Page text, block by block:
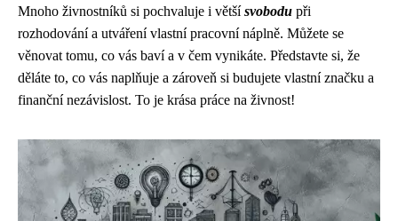
Mnoho živnostníků si pochvaluje i většísvobodu při
rozhodování a utváření vlastní pracovní náplně. Můžete se
věnovat tomu, co vás baví a v čem vynikáte. Představte si, že
děláte to, co vás naplňuje a zároveň si budujete vlastní značku a
finanční nezávislost. To je krása práce na živnost!